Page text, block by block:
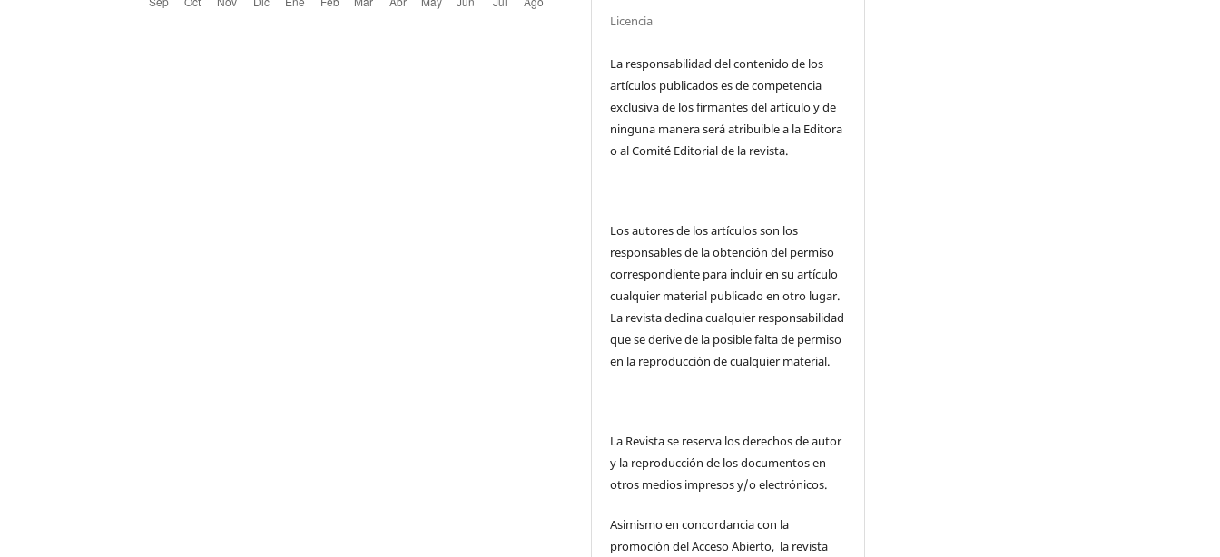
Licencia
La responsabilidad del contenido de los
artículos publicados es de competencia
exclusiva de los firmantes del artículo y de
ninguna manera será atribuible a la Editora
o al Comité Editorial de la revista.
Los autores de los artículos son los
responsables de la obtención del permiso
correspondiente para incluir en su artículo
cualquier material publicado en otro lugar.
La revista declina cualquier responsabilidad
que se derive de la posible falta de permiso
en la reproducción de cualquier material.
La Revista se reserva los derechos de autor
y la reproducción de los documentos en
otros medios impresos y/o electrónicos.
Asimismo en concordancia con la
promoción del Acceso Abierto, la revista